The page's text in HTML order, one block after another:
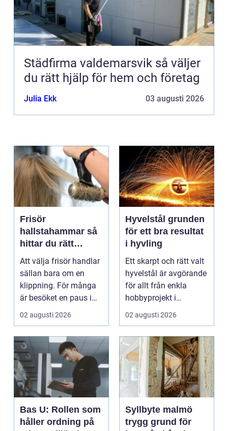
Städfirma valdemarsvik så väljer
du rätt hjälp för hem och företag
Julia Ekk 03 augusti 2026
Frisör
hallstahammar så
hittar du rätt
salong för stil,
kvalitet och känsla
Att välja frisör handlar
sällan bara om en
klippning. För många
är besöket en paus i
vardagen, ett s...
02 augusti 2026
Hyvelstål grunden
för ett bra resultat
i hyvling
Ett skarpt och rätt valt
hyvelstål är avgörande
för allt från enkla
hobbyprojekt i
verkstaden till k...
02 augusti 2026
Bas U: Rollen som
håller ordning på
Syllbyte malmö
trygg grund för